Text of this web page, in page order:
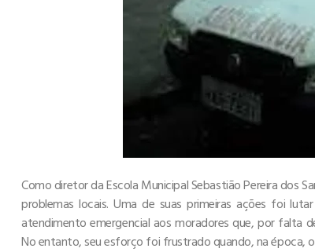
Como diretor da Escola Municipal Sebastião Pereira dos
problemas locais. Uma de suas primeiras ações foi
atendimento emergencial aos moradores que, por falta
No entanto, seu esforço foi frustrado quando, na época,